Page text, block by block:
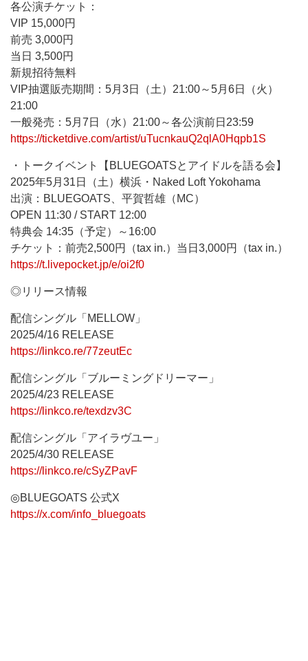
各公演チケット：
VIP 15,000円
前売 3,000円
当日 3,500円
新規招待無料
VIP抽選販売期間：5月3日（土）21:00～5月6日（火）
21:00
一般発売：5月7日（水）21:00～各公演前日23:59
https://ticketdive.com/artist/uTucnkauQ2qlA0Hqpb1S
・トークイベント【BLUEGOATSとアイドルを語る会】
2025年5月31日（土）横浜・Naked Loft Yokohama
出演：BLUEGOATS、平賀哲雄（MC）
OPEN 11:30 / START 12:00
特典会 14:35（予定）～16:00
チケット：前売2,500円（tax in.）当日3,000円（tax in.）
https://t.livepocket.jp/e/oi2f0
◎リリース情報
配信シングル「MELLOW」
2025/4/16 RELEASE
https://linkco.re/77zeutEc
配信シングル「ブルーミングドリーマー」
2025/4/23 RELEASE
https://linkco.re/texdzv3C
配信シングル「アイラヴユー」
2025/4/30 RELEASE
https://linkco.re/cSyZPavF
◎BLUEGOATS 公式X
https://x.com/info_bluegoats